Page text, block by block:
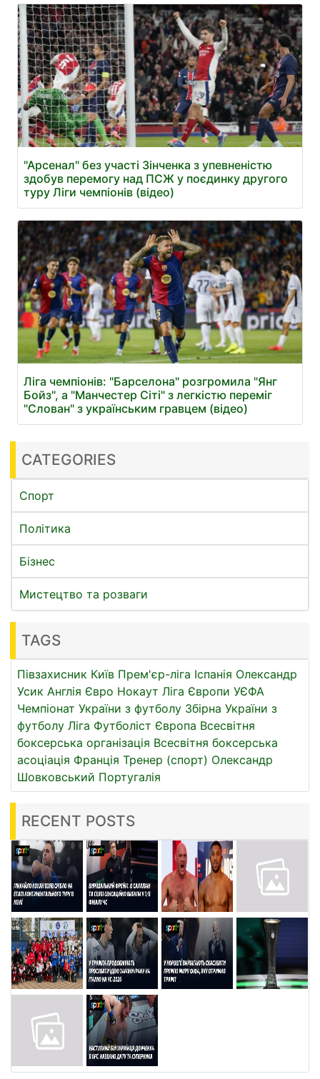
"Арсенал" без участі Зінченка з упевненістю
здобув перемогу над ПСЖ у поєдинку другого
туру Ліги чемпіонів (відео)
Ліга чемпіонів: "Барселона" розгромила "Янг
Бойз", а "Манчестер Сіті" з легкістю переміг
"Слован" з українським гравцем (відео)
CATEGORIES
Спорт
Політика
Бізнес
Мистецтво та розваги
TAGS
Півзахисник Київ Прем'єр-ліга Іспанія Олександр
Усик Англія Євро Нокаут Ліга Європи УЄФА
Чемпіонат України з футболу Збірна України з
футболу Ліга Футболіст Європа Всесвітня
боксерська організація Всесвітня боксерська
асоціація Франція Тренер (спорт) Олександр
Шовковський Португалія
RECENT POSTS